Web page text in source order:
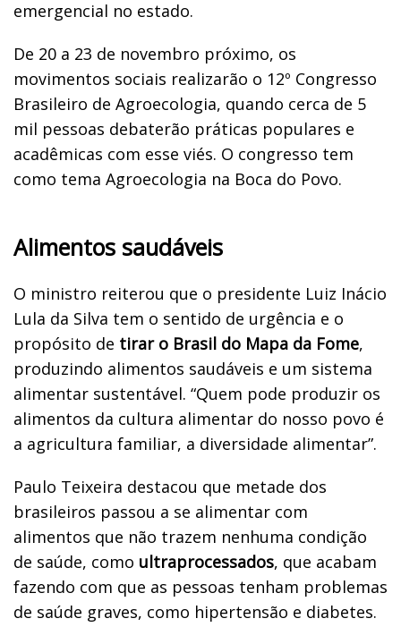
emergencial no estado.
De 20 a 23 de novembro próximo, os
movimentos sociais realizarão o 12º Congresso
Brasileiro de Agroecologia, quando cerca de 5
mil pessoas debaterão práticas populares e
acadêmicas com esse viés. O congresso tem
como tema Agroecologia na Boca do Povo.
Alimentos saudáveis
O ministro reiterou que o presidente Luiz Inácio
Lula da Silva tem o sentido de urgência e o
propósito de tirar o Brasil do Mapa da Fome,
produzindo alimentos saudáveis e um sistema
alimentar sustentável. “Quem pode produzir os
alimentos da cultura alimentar do nosso povo é
a agricultura familiar, a diversidade alimentar”.
Paulo Teixeira destacou que metade dos
brasileiros passou a se alimentar com
alimentos que não trazem nenhuma condição
de saúde, como ultraprocessados, que acabam
fazendo com que as pessoas tenham problemas
de saúde graves, como hipertensão e diabetes.